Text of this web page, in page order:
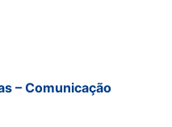
– Comunicação